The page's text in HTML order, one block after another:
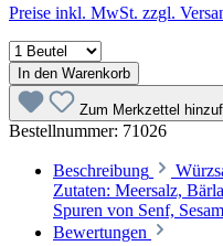
Preise inkl. MwSt. zzgl.
In den Warenkorb
Zum Merkzettel
Bestellnummer: 71026
Beschreibung
Zutaten: Meersalz,
Spuren von Senf,
Bewertungen